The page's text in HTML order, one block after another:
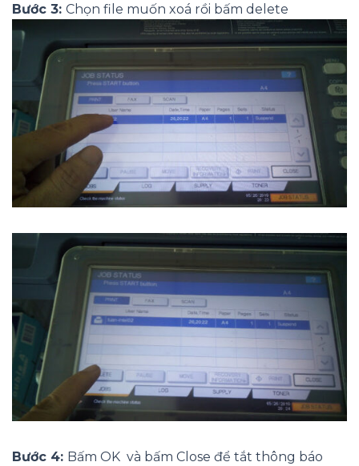
Bước 3: Chọn file muốn xoá rồi bấm delete
Bước 4: Bấm OK và bấm Close để tắt thông báo